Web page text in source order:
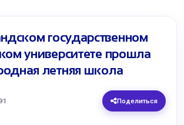
государственном
университете прошла
летняя школа
Поделиться